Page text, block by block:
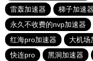
雷轰加速器
梯子加速
永久不收费的nvp加速器
红海pro加速器
大机场
快连pro
黑洞加速器